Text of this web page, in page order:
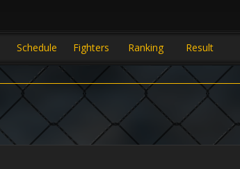
Schedule Fighters Ranking Result